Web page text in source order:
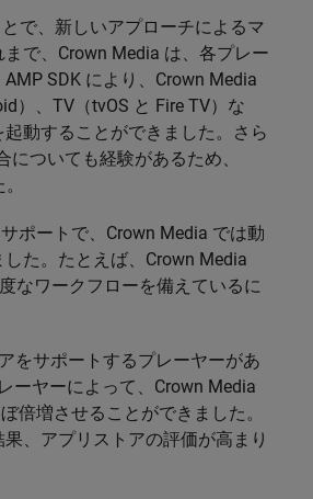
で、新しいアプローチによるマ
で、Crown Media は、各プレー
SDK により、Crown Media
）、TV（tvOS と Fire TV）な
動することができました。さら
ついても経験があるため、
ポートで、Crown Media では動
た。たとえば、Crown Media
なワークフローを備えているに
をサポートするプレーヤーがあ
ーヤーによって、Crown Media
倍増させることができました。
、アプリストアの評価が高まり